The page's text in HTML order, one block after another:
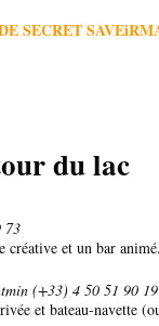
SECRET
du lac
73
créative et un bar animé.
(+33) 4 50 51 90 19
et bateau-navette